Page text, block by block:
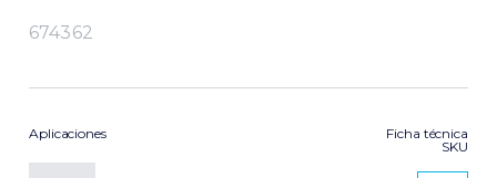
674362
Aplicaciones
Ficha técnica
SKU